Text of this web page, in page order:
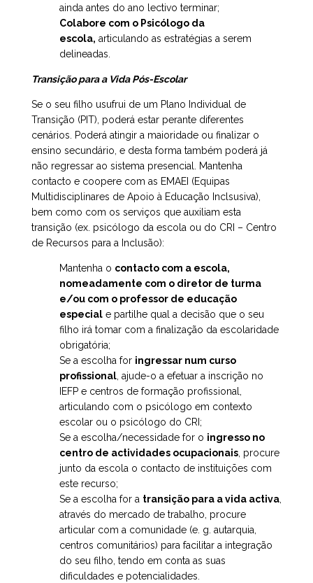
ainda antes do ano lectivo terminar;
Colabore com o Psicólogo da
escola, articulando as estratégias a serem
delineadas.
Transição para a Vida Pós-Escolar
Se o seu filho usufrui de um Plano Individual de
Transição (PIT), poderá estar perante diferentes
cenários. Poderá atingir a maioridade ou finalizar o
ensino secundário, e desta forma também poderá já
não regressar ao sistema presencial. Mantenha
contacto e coopere com as EMAEI (Equipas
Multidisciplinares de Apoio à Educação Inclsusiva),
bem como com os serviços que auxiliam esta
transição (ex. psicólogo da escola ou do CRI – Centro
de Recursos para a Inclusão):
Mantenha o contacto com a escola,
nomeadamente com o diretor de turma
e/ou com o professor de educação
especial e partilhe qual a decisão que o seu
filho irá tomar com a finalização da escolaridade
obrigatória;
Se a escolha for ingressar num curso
profissional , ajude-o a efetuar a inscrição no
IEFP e centros de formação profissional,
articulando com o psicólogo em contexto
escolar ou o psicólogo do CRI;
Se a escolha/necessidade for o ingresso no
centro de actividades ocupacionais , procure
junto da escola o contacto de instituições com
este recurso;
Se a escolha for a transição para a vida activa
através do mercado de trabalho, procure
articular com a comunidade (e. g. autarquia,
centros comunitários) para facilitar a integração
do seu filho, tendo em conta as suas
dificuldades e potencialidades.